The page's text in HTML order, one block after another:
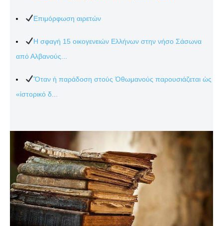
Επιμόρφωση αιρετών
Η σφαγή 15 οικογενειών Ελλήνων στην νήσο Σάσωνα
από Αλβανούς...
Ὅταν ἡ παράδοση στούς Ὀθωμανούς παρουσιάζεται ὡς
«ἱστορικό δ...